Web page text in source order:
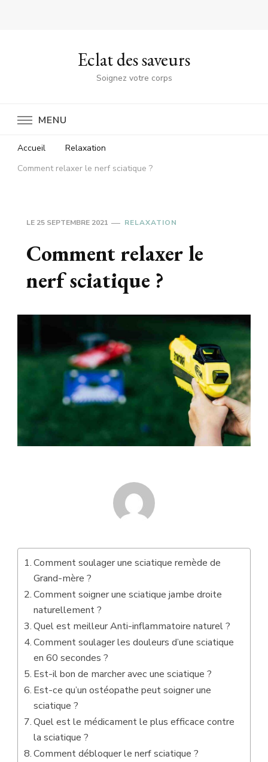
Eclat des saveurs
Soignez votre corps
MENU
Accueil
Relaxation
Comment relaxer le nerf sciatique ?
LE 25 SEPTEMBRE 2021 RELAXATION
Comment relaxer le
nerf sciatique ?
Comment soulager une sciatique remède de
Grand-mère ?
Comment soigner une sciatique jambe droite
naturellement ?
Quel est meilleur Anti-inflammatoire naturel ?
Comment soulager les douleurs d’une sciatique
en 60 secondes ?
Est-il bon de marcher avec une sciatique ?
Est-ce qu’un ostéopathe peut soigner une
sciatique ?
Quel est le médicament le plus efficace contre
la sciatique ?
Comment débloquer le nerf sciatique ?